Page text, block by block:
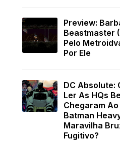
Preview:
Beastmaster
Pelo
Por Ele
DC Absolute:
Ler As HQs
Chegaram
Batman
Maravilha
Fugitivo?